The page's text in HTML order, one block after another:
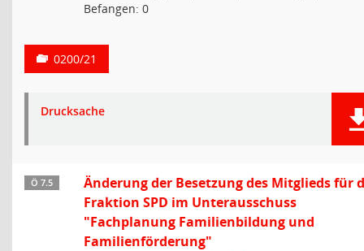
Befangen: 0
0200/21
Drucksache
Ö 7.5
Änderung der Besetzung des Mitglieds für
Fraktion SPD im Unterausschuss
"Fachplanung Familienbildung und
Familienförderung"